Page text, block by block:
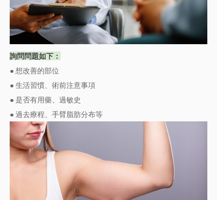
詢問問題如下：
● 想改善的部位
● 生活習慣、術前注意事項
● 是否有用藥、過敏史
● 過去療程、手臂脂肪分布等